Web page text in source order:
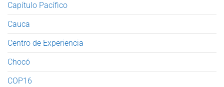
Capítulo Pacífico
Cauca
Centro de Experiencia
Chocó
COP16